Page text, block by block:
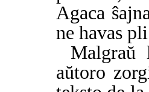
Agaca
ne havas
Malgraŭ
aŭtoro